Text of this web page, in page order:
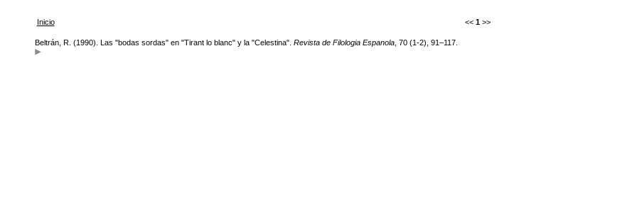
Inicio << 1 >>
Beltrán, R. (1990). Las "bodas sordas" en "Tirant lo blanc" y la "Celestina". Revista de Filologia Espanola, 70 (1-2), 91–117.